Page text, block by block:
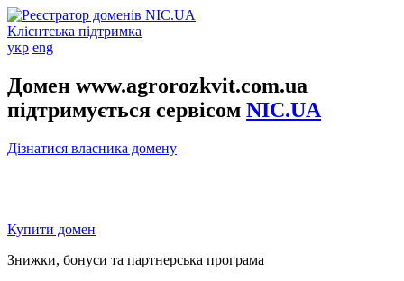
Клієнтська підтримка
укр eng
Домен www.agrorozkvit.com.ua
підтримується сервісом NIC.UA
Дізнатися власника домену
Купити домен
Знижки, бонуси та партнерська програма